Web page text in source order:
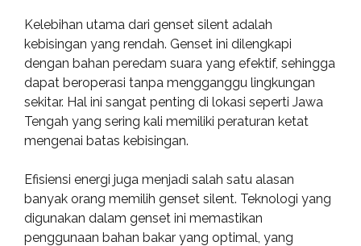
Kelebihan utama dari genset silent adalah
kebisingan yang rendah. Genset ini dilengkapi
dengan bahan peredam suara yang efektif, sehingga
dapat beroperasi tanpa mengganggu lingkungan
sekitar. Hal ini sangat penting di lokasi seperti Jawa
Tengah yang sering kali memiliki peraturan ketat
mengenai batas kebisingan.
Efisiensi energi juga menjadi salah satu alasan
banyak orang memilih genset silent. Teknologi yang
digunakan dalam genset ini memastikan
penggunaan bahan bakar yang optimal, yang